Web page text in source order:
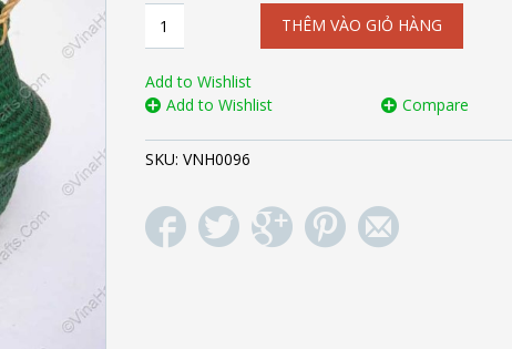
đan
dập
màu
VNH0096
số
THÊM VÀO GIỎ HÀNG
Add to Wishlist
Add to Wishlist
Compare
SKU: VNH0096